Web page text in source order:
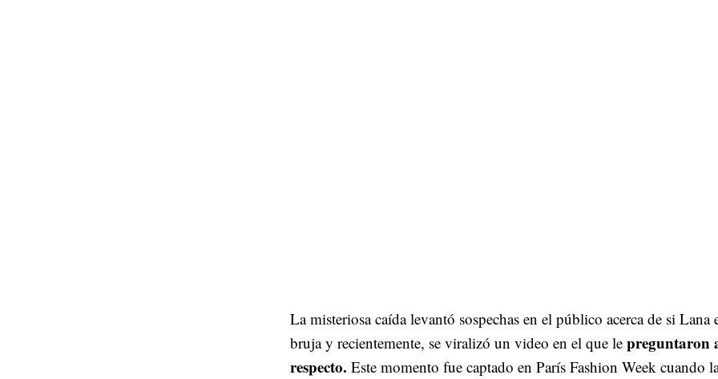
La misteriosa caída levantó sospechas en el público acerca de si Lana
bruja y recientemente, se viralizó un video en el que le preguntaron
respecto. Este momento fue captado en París Fashion Week cuando